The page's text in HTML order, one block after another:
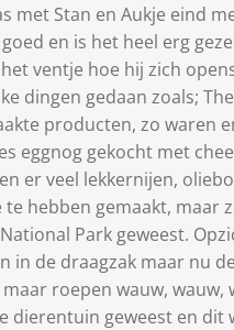
met Stan en Aukje eind
en is het heel erg
ventje hoe hij zich
dingen gedaan zoals;
producten, zo waren
eggnog gekocht met
er veel lekkernijen,
hebben gemaakt, maar
Park geweest.
in de draagzak maar nu
roepen wauw, wauw,
dierentuin geweest en